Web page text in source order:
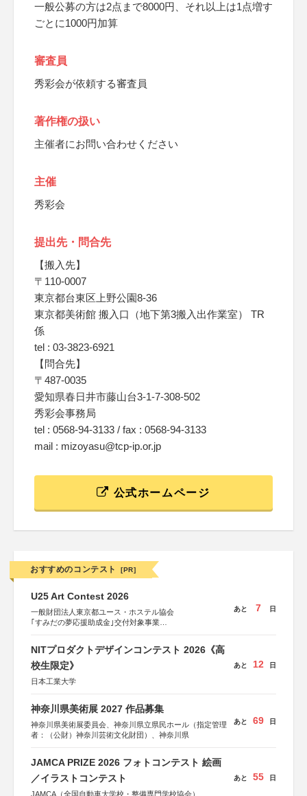
一般公募の方は2点まで8000円、それ以上は1点増す
ごとに1000円加算
審査員
秀彩会が依頼する審査員
著作権の扱い
主催者にお問い合わせください
主催
秀彩会
提出先・問合先
【搬入先】
〒110-0007
東京都台東区上野公園8-36
東京都美術館 搬入口（地下第3搬入出作業室） TR
係
tel : 03-3823-6921
【問合先】
〒487-0035
愛知県春日井市藤山台3-1-7-308-502
秀彩会事務局
tel : 0568-94-3133 / fax : 0568-94-3133
mail : mizoyasu@tcp-ip.or.jp
公式ホームページ
おすすめのコンテスト [PR]
U25 Art Contest 2026
一般財団法人東京都ユース・ホステル協会
｢すみだの夢応援助成金｣交付対象事業
あと 7 日
NITプロダクトデザインコンテスト 2026《高
校生限定》
日本工業大学
あと 12 日
神奈川県美術展 2027 作品募集
神奈川県美術展委員会、神奈川県立県民ホール（指定管理
者：（公財）神奈川芸術文化財団）、神奈川県
あと 69 日
JAMCA PRIZE 2026 フォトコンテスト 絵画
／イラストコンテスト
JAMCA（全国自動車大学校・整備専門学校協会）
あと 55 日